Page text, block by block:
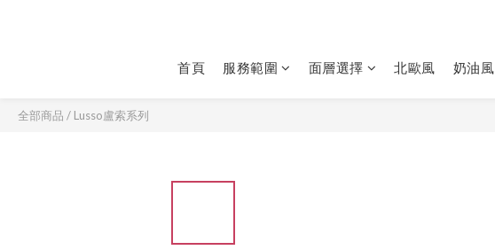
首頁 服務範圍 面層選擇 北歐風 奶油風
全部商品 / Lusso盧索系列